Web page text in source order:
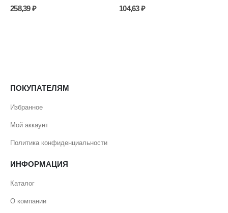
258,39₽ 104,63₽
ПОКУПАТЕЛЯМ
Избранное
Мой аккаунт
Политика конфиденциальности
ИНФОРМАЦИЯ
Каталог
О компании